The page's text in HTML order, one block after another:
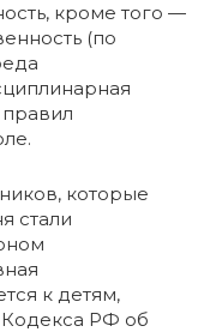
кроме того —
(по
которые
стали
к детям,
Кодекса РФ об